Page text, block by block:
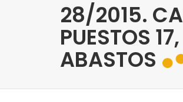
28/2015.
PUESTOS
ABASTOS